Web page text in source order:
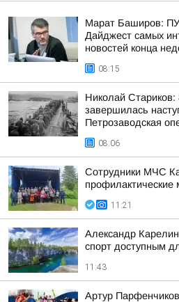
Марат Баширов:
Дайджест самых
новостей конца
08:15
Николай Стариков:
завершилась
Петрозаводская
08:06
Сотрудники МЧС
профилактические
11:21
Александр
спорт доступным
11:43
Артур